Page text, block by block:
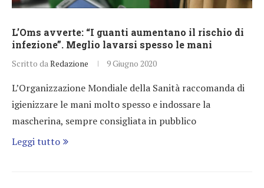
L’Oms avverte: “I guanti aumentano il rischio di
infezione”. Meglio lavarsi spesso le mani
Scritto da Redazione 9 Giugno 2020
L’Organizzazione Mondiale della Sanità raccomanda di
igienizzare le mani molto spesso e indossare la
mascherina, sempre consigliata in pubblico
Leggi tutto